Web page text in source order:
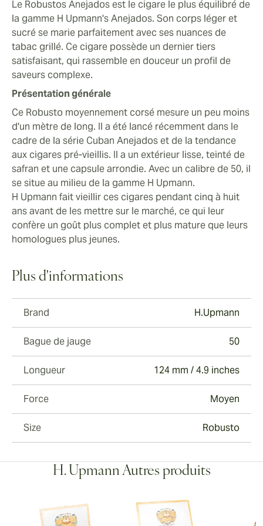
Le Robustos Anejados est le cigare le plus équilibré de
la gamme H Upmann's Anejados. Son corps léger et
sucré se marie parfaitement avec ses nuances de
tabac grillé. Ce cigare possède un dernier tiers
satisfaisant, qui rassemble en douceur un profil de
saveurs complexe.
Présentation générale
Ce Robusto moyennement corsé mesure un peu moins
d'un mètre de long. Il a été lancé récemment dans le
cadre de la série Cuban Anejados et de la tendance
aux cigares pré-vieillis. Il a un extérieur lisse, teinté de
safran et une capsule arrondie. Avec un calibre de 50, il
se situe au milieu de la gamme H Upmann.
H Upmann fait vieillir ces cigares pendant cinq à huit
ans avant de les mettre sur le marché, ce qui leur
confère un goût plus complet et plus mature que leurs
homologues plus jeunes.
Plus d'informations
Brand H.Upmann
Bague de jauge 50
Longueur 124 mm / 4.9 inches
Force Moyen
Size Robusto
H. Upmann Autres produits